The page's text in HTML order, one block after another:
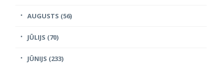
AUGUSTS (56)
JŪLIJS (70)
JŪNIJS (233)